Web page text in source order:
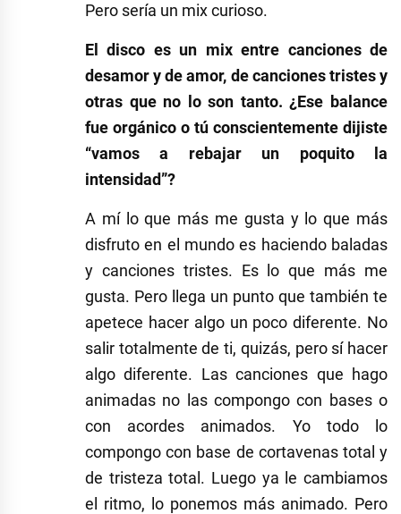
Pero sería un mix curioso.
El disco es un mix entre canciones de
desamor y de amor, de canciones tristes y
otras que no lo son tanto. ¿Ese balance
fue orgánico o tú conscientemente dijiste
“vamos a rebajar un poquito la
intensidad”?
A mí lo que más me gusta y lo que más
disfruto en el mundo es haciendo baladas
y canciones tristes. Es lo que más me
gusta. Pero llega un punto que también te
apetece hacer algo un poco diferente. No
salir totalmente de ti, quizás, pero sí hacer
algo diferente. Las canciones que hago
animadas no las compongo con bases o
con acordes animados. Yo todo lo
compongo con base de cortavenas total y
de tristeza total. Luego ya le cambiamos
el ritmo, lo ponemos más animado. Pero